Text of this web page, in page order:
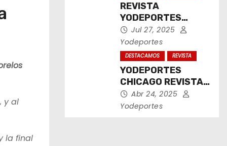
y al
la final
REVISTA
YODEPORTES
CHICAGO JULIO
2025
Jul 27, 2025
Yodeportes
DESTACAMOS REVISTA
YODEPORTES
CHICAGO REVISTA
IMPRESA ABRIL
2025
Abr 24, 2025
Yodeportes